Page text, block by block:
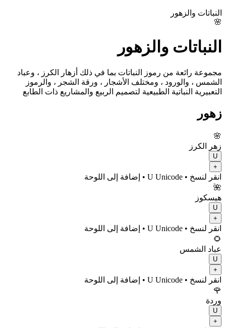
النباتات والزهور
🌸
النباتات والزهور
مجموعة رائعة من رموز النباتات بما في ذلك أزهار الكرز ، وعباد
الشمس ، والورود ، ومختلف الأشجار ، ورقة الشجر ، والرموز
التعبيرية النباتية الطبيعية لتصميم الربيع والمشاريع ذات الطابع
زهور
🌸
زهر الكرز
U
+
انقر لنسخ • U
Unicode
• إضافة إلى اللوحة
🌺
هيسكوز
U
+
انقر لنسخ • U
Unicode
• إضافة إلى اللوحة
🌻
عباد الشمس
U
+
انقر لنسخ • U
Unicode
• إضافة إلى اللوحة
🌹
وردة
U
+